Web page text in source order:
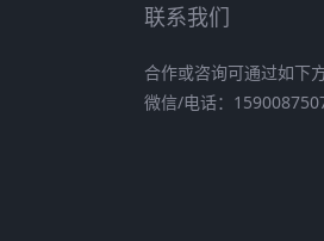
联系我们
合作或咨询可通过如下
微信/电话：